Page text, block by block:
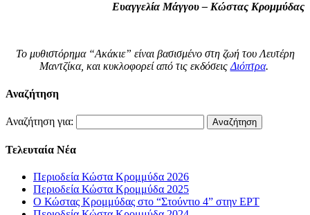
Ευαγγελία Μάγγου – Κώστας Κρομμύδας
Το μυθιστόρημα “Ακάκιε” είναι βασισμένο στη ζωή του Λευτέρη
Μαντζίκα, και κυκλοφορεί από τις εκδόσειςΔιόπτρα.
Αναζήτηση
Αναζήτηση για:
Τελευταία Νέα
Περιοδεία Κώστα Κρομμύδα 2026
Περιοδεία Κώστα Κρομμύδα 2025
Ο Κώστας Κρομμύδας στο “Στούντιο 4” στην ΕΡΤ